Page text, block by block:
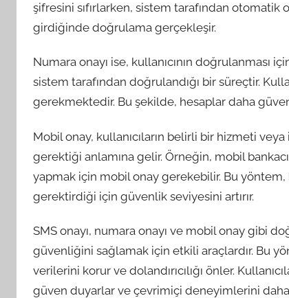
şifresini sıfırlarken, sistem tarafından
girdiğinde doğrulama gerçekleşir.
Numara onayı ise, kullanıcının doğrulanması
sistem tarafından doğrulandığı bir süreçtir.
gerekmektedir. Bu şekilde, hesaplar daha
Mobil onay, kullanıcıların belirli bir hizmeti
gerektiği anlamına gelir. Örneğin, mobil
yapmak için mobil onay gerekebilir. Bu yöntem,
gerektirdiği için güvenlik seviyesini artırır.
SMS onayı, numara onayı ve mobil onay gibi
güvenliğini sağlamak için etkili araçlardır. Bu
verilerini korur ve dolandırıcılığı önler.
güven duyarlar ve çevrimiçi deneyimlerini